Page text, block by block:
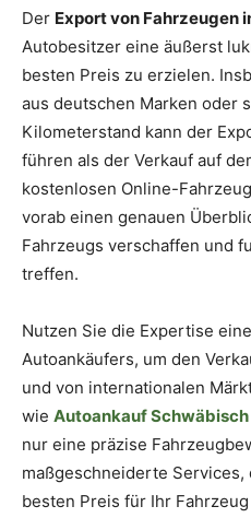
Der Export von Fahrzeugen
Autobesitzer eine äußerst
besten Preis zu erzielen.
aus deutschen Marken oder
Kilometerstand kann der
führen als der Verkauf auf
kostenlosen Online-
vorab einen genauen
Fahrzeugs verschaffen und
treffen.
Nutzen Sie die Expertise
Autoankäufers, um den
und von internationalen
wie Autoankauf Schwäbisch
nur eine präzise
maßgeschneiderte Services,
besten Preis für Ihr